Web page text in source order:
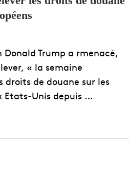
EDUCATION
Trump a rmenacé,
« la semaine
droits de douane sur les
Etats-Unis depuis …